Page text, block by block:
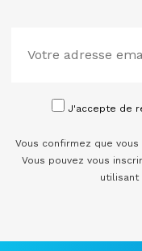
J'accepte de
Vous confirmez que
Vous pouvez vous